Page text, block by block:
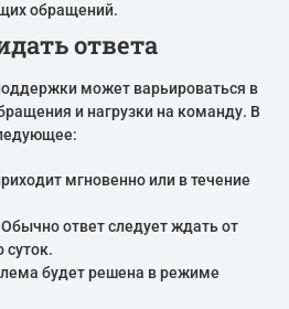
обращений.
ответа
может варьироваться в
и нагрузки на команду. В
мгновенно или в течение
Обычно ответ следует ждать от
суток.
будет решена в режиме